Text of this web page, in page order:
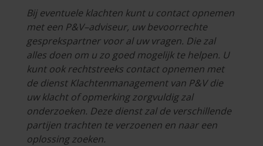
Bij eventuele klachten kunt u contact opnemen
met een P&V–adviseur, uw bevoorrechte
gesprekspartner voor al uw vragen. Die zal
alles doen om u zo goed mogelijk te helpen. U
kunt ook rechtstreeks contact opnemen met
de dienst Klachtenmanagement van P&V die
uw klacht of opmerking zorgvuldig zal
onderzoeken. Deze dienst zal de verschillende
partijen trachten te verzoenen en naar een
oplossing zoeken.